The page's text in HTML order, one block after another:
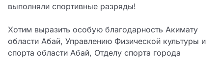
выполняли спортивные разряды!
Хотим выразить особую благодарность Акимату
области Абай, Управлению Физической культуры и
спорта области Абай, Отделу спорта города